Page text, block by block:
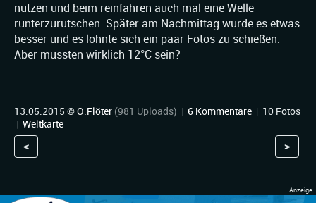
nutzen und beim reinfahren auch mal eine Welle
runterzurutschen. Später am Nachmittag wurde es etwas
besser und es lohnte sich ein paar Fotos zu schießen.
Aber mussten wirklich 12°C sein?
13.05.2015 ©O.Flöter (981 Uploads) | 6 Kommentare | 10 Fotos
| Weltkarte
< >